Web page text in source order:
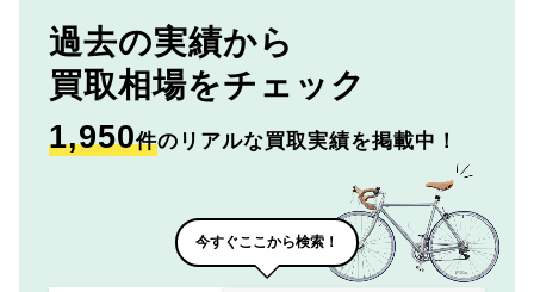
過去の実績から
買取相場をチェック
1,950件のリアルな買取実績を掲載中！
今すぐここから検索！